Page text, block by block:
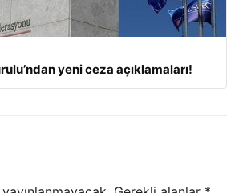
yeni ceza açıklamaları!